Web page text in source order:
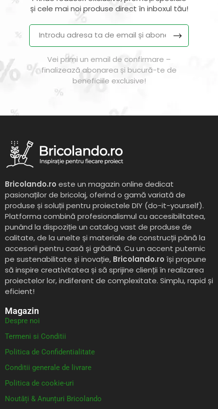
și cele mai noi produse direct în inboxul tău!
Vei primi un email de confirmare –
finalizează abonarea și bucură-te de
beneficiile exclusive!
Bricolando.ro este un magazin online dedicat
pasionaților de bricolaj, oferind o gamă variată de
produse și soluții pentru proiectele DIY (do-it-yourself).
Platforma combină profesionalismul cu accesibilitatea,
punând la dispoziție un catalog vast de produse de
calitate, de la unelte și materiale de construcții până la
accesorii pentru casă și grădină. Cu un accent puternic
pe sustenabilitate și inovație, Bricolando.ro își propune
să inspire creativitatea și să sprijine clienții în realizarea
proiectelor lor, indiferent de complexitate. Simplu, rapid și
eficient!
Magazin
Despre noi
Termeni si Conditii
Politica de Confidentialitate
Conditii generale de livrare
Politica de cookie-uri
Noutăți & Anunțuri Bricolando